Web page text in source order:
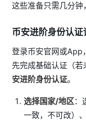
这些准备只需几分钟
币安进阶身份认
登录币安官网或App
先完成基础认证（若
安进阶身份认证。
选择国家/地区：
一致，不可改）